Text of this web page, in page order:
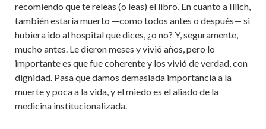
recomiendo que te releas (o leas) el libro. En cuanto a Illich,
también estaría muerto —como todos antes o después— si
hubiera ido al hospital que dices, ¿o no? Y, seguramente,
mucho antes. Le dieron meses y vivió años, pero lo
importante es que fue coherente y los vivió de verdad, con
dignidad. Pasa que damos demasiada importancia a la
muerte y poca a la vida, y el miedo es el aliado de la
medicina institucionalizada.